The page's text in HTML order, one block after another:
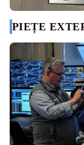
PIEȚE